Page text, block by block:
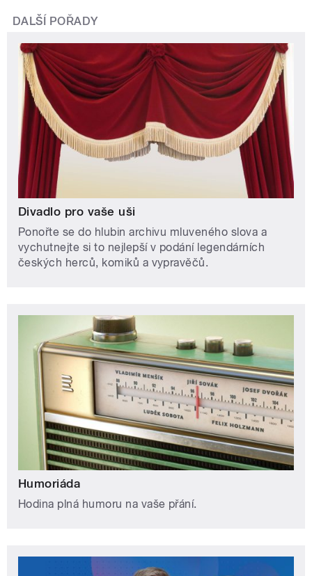
DALŠÍ POŘADY
Divadlo pro vaše uši
Ponořte se do hlubin archivu mluveného slova a
vychutnejte si to nejlepší v podání legendárních
českých herců, komiků a vypravěčů.
Humoriáda
Hodina plná humoru na vaše přání.